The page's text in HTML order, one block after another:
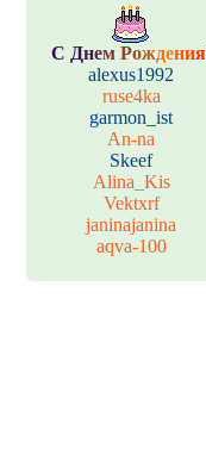
С Днем Рождения
alexus1992
ruse4ka
garmon_ist
An-na
Skeef
Alina_Kis
Vektxrf
janinajanina
aqva-100